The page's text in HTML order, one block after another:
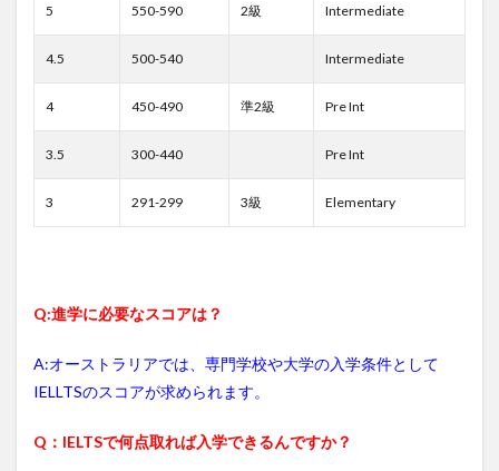
5 550-590 2級 Intermediate
4.5 500-540 Intermediate
4 450-490 準2級 Pre Int
3.5 300-440 Pre Int
3 291-299 3級 Elementary
Q:進学に必要なスコアは？
A:オーストラリアでは、専門学校や大学の入学条件として
IELLTSのスコアが求められます。
Q：IELTSで何点取れば入学できるんですか？